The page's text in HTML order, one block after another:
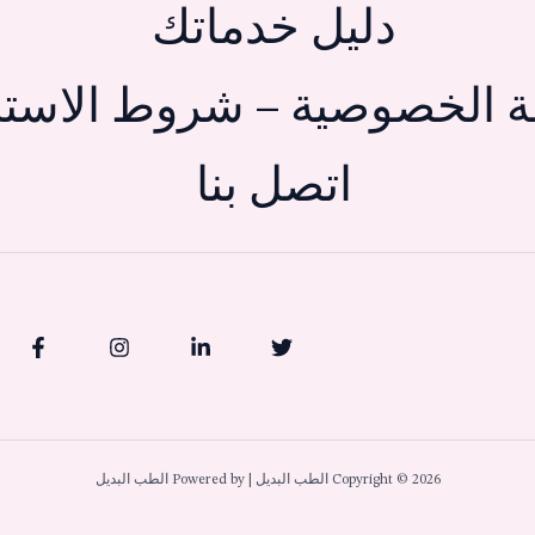
دليل خدماتك
الخصوصية – شروط
اتصل بنا
Copyright © 2026 الطب البديل | Powered by الطب البديل